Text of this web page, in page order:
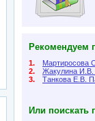
Рекомендуем
1.
Мартиросова
2.
Жакулина И.В.
3.
Танкова Е.В.
Или поискать